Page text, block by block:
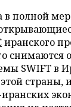
полной
иранского
снимаются
SWIFT в
страны,